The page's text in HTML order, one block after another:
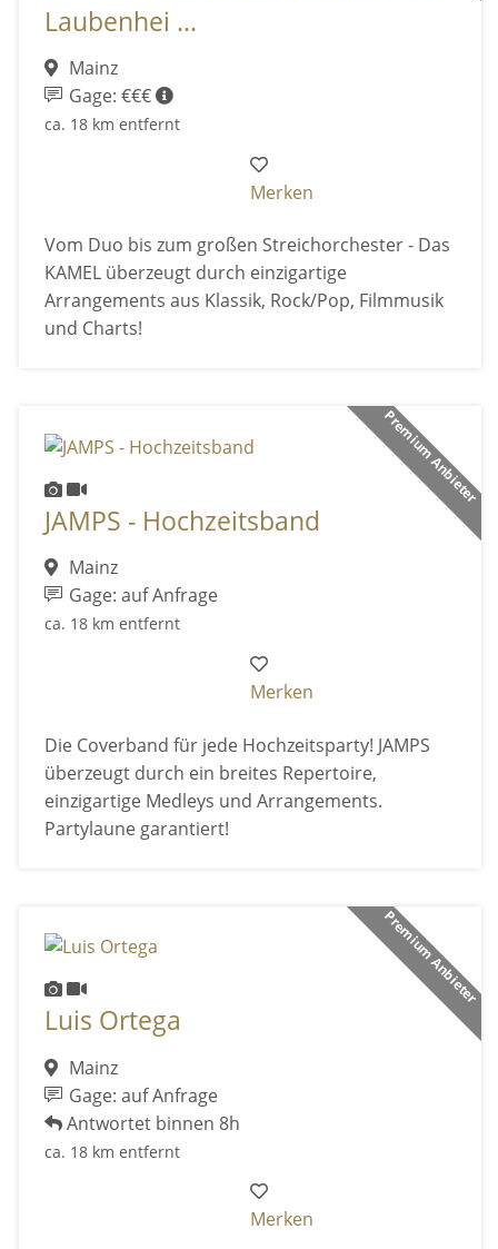
Laubenhei ...
Mainz
Gage: €€€
ca. 18 km entfernt
Merken
Vom Duo bis zum großen Streichorchester - Das
KAMEL überzeugt durch einzigartige
Arrangements aus Klassik, Rock/Pop, Filmmusik
und Charts!
Premium Anbieter
JAMPS - Hochzeitsband
Mainz
Gage: auf Anfrage
ca. 18 km entfernt
Merken
Die Coverband für jede Hochzeitsparty! JAMPS
überzeugt durch ein breites Repertoire,
einzigartige Medleys und Arrangements.
Partylaune garantiert!
Premium Anbieter
Luis Ortega
Mainz
Gage: auf Anfrage
Antwortet binnen 8h
ca. 18 km entfernt
Merken